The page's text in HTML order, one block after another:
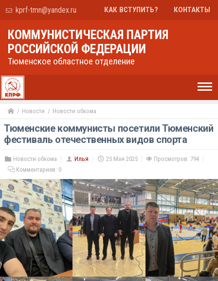
kprf-tmn@yandex.ru КАК ВСТУПИТЬ? КОНТАКТЫ
КОММУНИСТИЧЕСКАЯ ПАРТИЯ
РОССИЙСКОЙ ФЕДЕРАЦИИ
Тюменское областное отделение
Новости Новости обкома
Тюменские коммунисты посетили Тюменский
фестиваль отечественных видов спорта
Новости обкома Илья 25 Мая 2025
Просмотров: 794
Комментариев: 0